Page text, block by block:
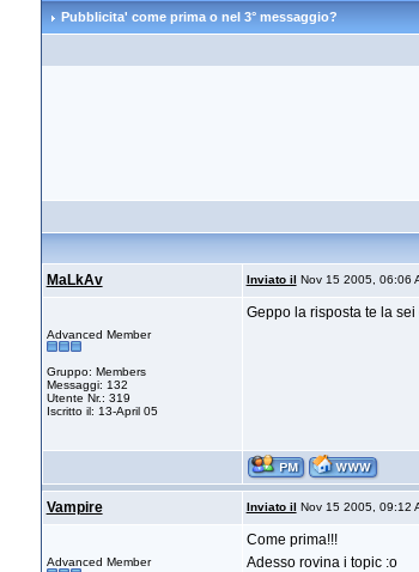
Pubblicita' come prima o nel 3° messaggio?
MaLkAv Inviato il Nov 15 2005, 06:06
Advanced Member
Gruppo: Members
Messaggi: 132
Utente Nr.: 319
Iscritto il: 13-April 05
Geppo la risposta te la
Vampire Inviato il Nov 15 2005, 09:12
Advanced Member
Come prima!!!
Adesso rovina i topic :o